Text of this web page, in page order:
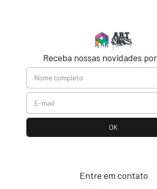
Receba nossas novidades
Entre em contato